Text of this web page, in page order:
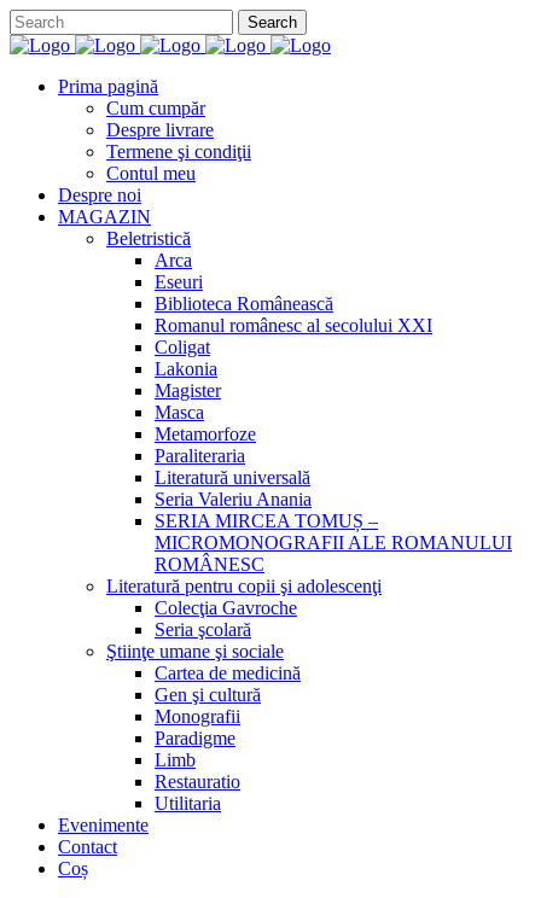
Prima pagină
Cum cumpăr
Despre livrare
Termene şi condiţii
Contul meu
Despre noi
MAGAZIN
Beletristică
Arca
Eseuri
Biblioteca Românească
Romanul românesc al secolului XXI
Coligat
Lakonia
Magister
Masca
Metamorfoze
Paraliteraria
Literatură universală
Seria Valeriu Anania
SERIA MIRCEA TOMUȘ –
MICROMONOGRAFII ALE ROMANULUI
ROMÂNESC
Literatură pentru copii şi adolescenţi
Colecţia Gavroche
Seria şcolară
Ştiinţe umane şi sociale
Cartea de medicină
Gen şi cultură
Monografii
Paradigme
Limb
Restauratio
Utilitaria
Evenimente
Contact
Coș